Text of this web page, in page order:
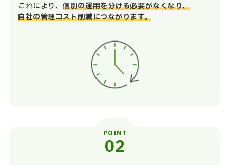
これにより、個別の運用を分ける必要がなくなり、
自社の管理コスト削減につながります。
POINT